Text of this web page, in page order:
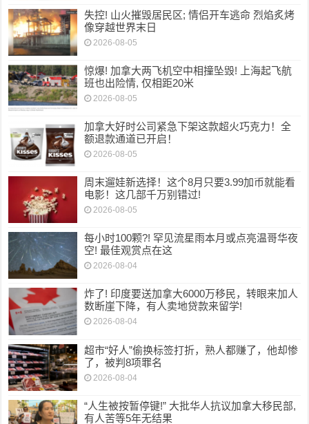
失控! 山火摧毁居民区; 情侣开车逃命 烈焰炙烤
像穿越世界末日
2026-08-05
惊爆! 加拿大两飞机空中相撞坠毁! 上海起飞航
班也出险情, 仅相距20米
2026-08-05
加拿大好时公司紧急下架这款超火巧克力！全
额退款通道已开启！
2026-08-05
周末遛娃新选择！这个8月只要3.99加币就能看
电影！这几部千万别错过!
2026-08-05
每小时100颗?! 罕见流星雨本月或点亮温哥华夜
空! 最佳观赏点在这
2026-08-04
炸了! 印度要送加拿大6000万移民，转眼来加人
数断崖下降，有人卖地贷款来留学!
2026-08-04
超市“好人”偷换标签打折，熟人都赚了，他却惨
了，被判8项罪名
2026-08-04
“人生被按暂停键!” 大批华人抗议加拿大移民部,
有人苦等5年无结果